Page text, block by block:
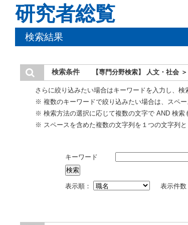
研究者総覧
検索結果
検索条件 【専門分野検索】 人文・社会
さらに絞り込みたい場合はキーワードを入力し、
※ 複数のキーワードで絞り込みたい場合は、スペー
※ 検索方法の選択に応じて複数の文字で AND 検索
※ スペースを含めた複数の文字列を１つの文字列
キーワード
表示順： 表示件数